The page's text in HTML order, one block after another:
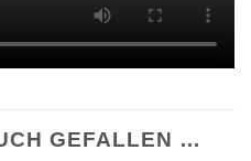
GEFALLEN …